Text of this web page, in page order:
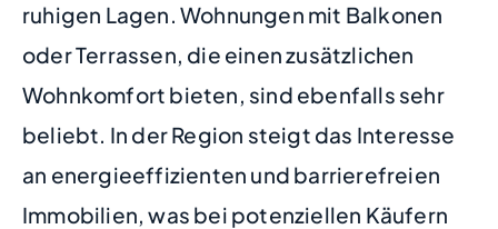
ruhigen Lagen. Wohnungen mit Balkonen
oder Terrassen, die einen zusätzlichen
Wohnkomfort bieten, sind ebenfalls sehr
beliebt. In der Region steigt das Interesse
an energieeffizienten und barrierefreien
Immobilien, was bei potenziellen Käufern